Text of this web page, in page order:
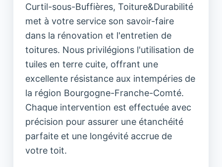
Curtil-sous-Buffières, Toiture&Durabilité
met à votre service son savoir-faire
dans la rénovation et l'entretien de
toitures. Nous privilégions l'utilisation de
tuiles en terre cuite, offrant une
excellente résistance aux intempéries de
la région Bourgogne-Franche-Comté.
Chaque intervention est effectuée avec
précision pour assurer une étanchéité
parfaite et une longévité accrue de
votre toit.